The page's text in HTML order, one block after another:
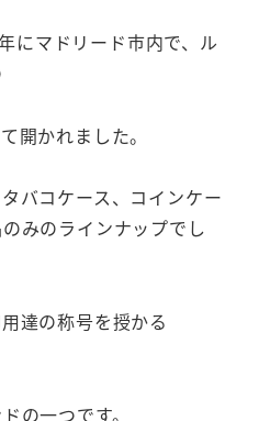
にマドリード市内で、ル
開かれました。
バコケース、コインケー
みのラインナップでし
達の称号を授かる
の一つです。